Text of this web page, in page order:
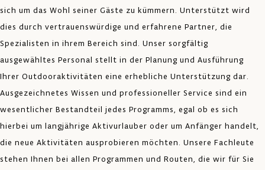
sich um das Wohl seiner Gäste zu kümmern. Unterstützt wird
dies durch vertrauenswürdige und erfahrene Partner, die
Spezialisten in ihrem Bereich sind. Unser sorgfältig
ausgewähltes Personal stellt in der Planung und Ausführung
Ihrer Outdooraktivitäten eine erhebliche Unterstützung dar.
Ausgezeichnetes Wissen und professioneller Service sind ein
wesentlicher Bestandteil jedes Programms, egal ob es sich
hierbei um langjährige Aktivurlauber oder um Anfänger handelt,
die neue Aktivitäten ausprobieren möchten. Unsere Fachleute
stehen Ihnen bei allen Programmen und Routen, die wir für Sie